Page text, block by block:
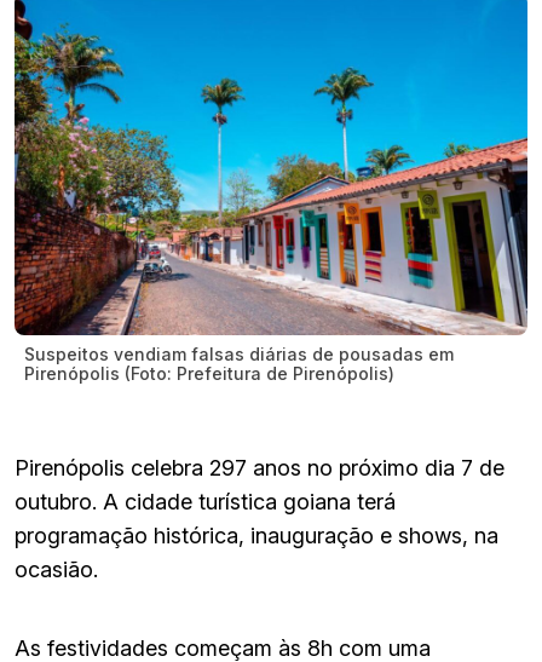
Suspeitos vendiam falsas diárias de pousadas em
Pirenópolis (Foto: Prefeitura de Pirenópolis)
Pirenópolis celebra 297 anos no próximo dia 7 de
outubro. A cidade turística goiana terá
programação histórica, inauguração e shows, na
ocasião.
As festividades começam às 8h com uma